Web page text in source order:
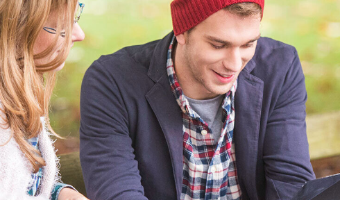
Snel naar:
Wonen bij Dichterbij
Zinvolle dagbesteding
Vrije dagbestedingsplekken